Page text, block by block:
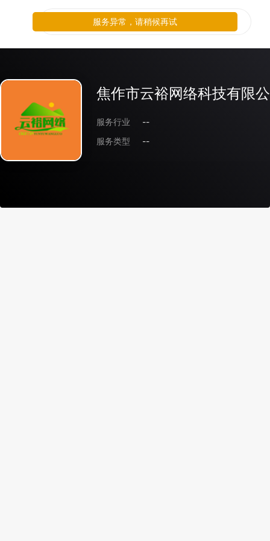
焦作市云裕网络科技有限
服务行业
--
服务类型
--
服务异常，请稍候再试